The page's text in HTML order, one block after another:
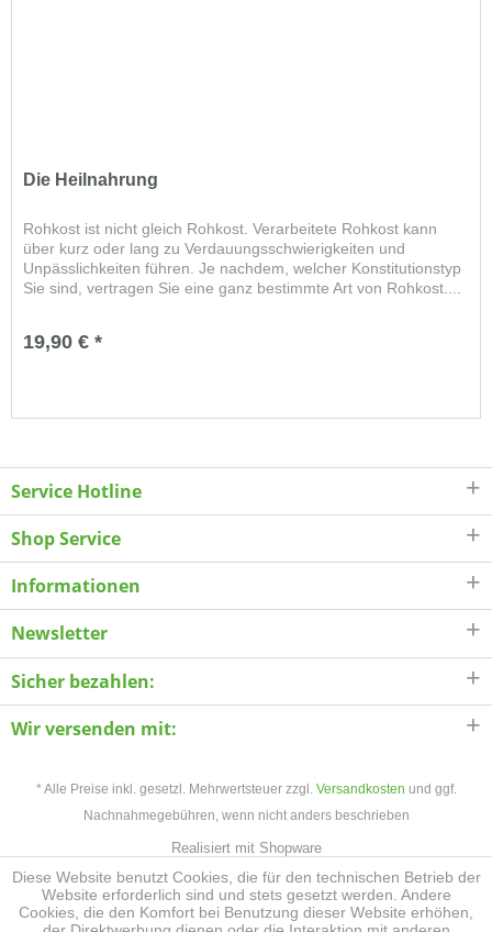
Die Heilnahrung
Rohkost ist nicht gleich Rohkost. Verarbeitete Rohkost kann
über kurz oder lang zu Verdauungsschwierigkeiten und
Unpässlichkeiten führen. Je nachdem, welcher Konstitutionstyp
Sie sind, vertragen Sie eine ganz bestimmte Art von Rohkost....
19,90 € *
Service Hotline
Shop Service
Informationen
Newsletter
Sicher bezahlen:
Wir versenden mit:
* Alle Preise inkl. gesetzl. Mehrwertsteuer zzgl. Versandkosten und ggf.
Nachnahmegebühren, wenn nicht anders beschrieben
Realisiert mit Shopware
Diese Website benutzt Cookies, die für den technischen Betrieb der
Website erforderlich sind und stets gesetzt werden. Andere
Cookies, die den Komfort bei Benutzung dieser Website erhöhen,